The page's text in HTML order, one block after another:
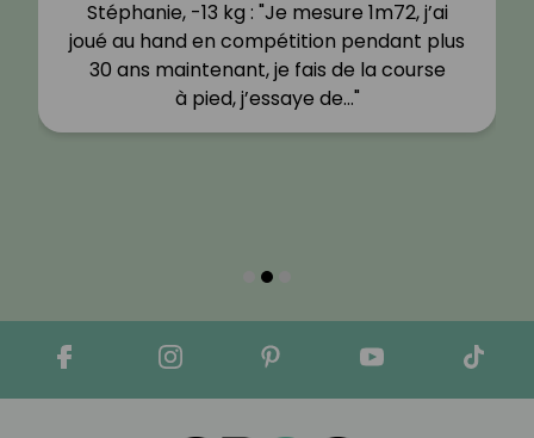
Stéphanie, -13 kg : "Je mesure 1m72, j’ai
joué au hand en compétition pendant plus
30 ans maintenant, je fais de la course
à pied, j’essaye de…"